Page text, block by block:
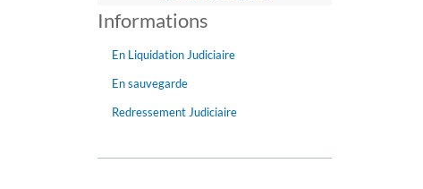
Informations
En Liquidation Judiciaire
En sauvegarde
Redressement Judiciaire